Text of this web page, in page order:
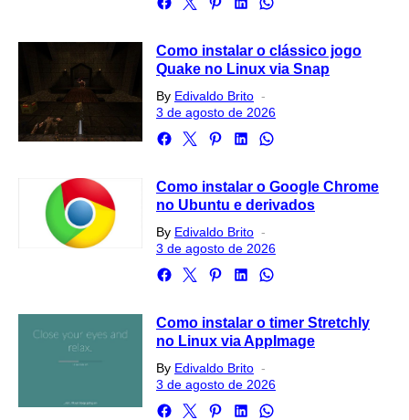
Como instalar o clássico jogo
Quake no Linux via Snap
By Edivaldo Brito
on
3 de agosto de 2026
Como instalar o Google Chrome
no Ubuntu e derivados
By Edivaldo Brito
on
3 de agosto de 2026
Como instalar o timer Stretchly
no Linux via AppImage
By Edivaldo Brito
on
3 de agosto de 2026